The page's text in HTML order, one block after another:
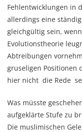
Fehlentwicklungen in
allerdings eine
gleichgültig sein,
Evolutionstheorie
Abtreibungen
gruseligen Positionen
hier nicht die Rede
Was müsste
aufgeklärte Stufe zu
Die muslimischen